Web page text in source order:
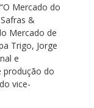
Mercado do
&
Mercado de
Trigo, Jorge
e
produção do
vice-